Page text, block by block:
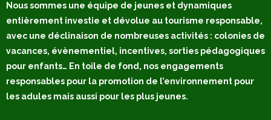
Nous sommes une équipe de jeunes et dynamiques
entièrement investie et dévolue au tourisme responsable,
avec une déclinaison de nombreuses activités : colonies de
vacances, évènementiel, incentives, sorties pédagogiques
pour enfants… En toile de fond, nos engagements
responsables pour la promotion de l’environnement pour
les adules mais aussi pour les plus jeunes.